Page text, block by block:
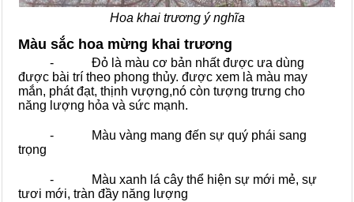
Hoa khai trương ý nghĩa
Màu sắc hoa mừng khai trương
- Đỏ là màu cơ bản nhất được ưa dùng
được bài trí theo phong thủy. được xem là màu may
mắn, phát đạt, thịnh vượng,nó còn tượng trưng cho
năng lượng hỏa và sức mạnh.
- Màu vàng mang đến sự quý phái sang
trọng
- Màu xanh lá cây thể hiện sự mới mẻ, sự
tươi mới, tràn đầy năng lượng